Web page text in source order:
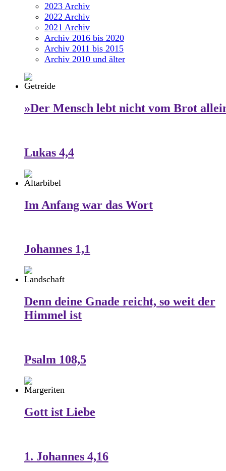
2023 Archiv
2022 Archiv
2021 Archiv
Archiv 2016 bis 2020
Archiv 2011 bis 2015
Archiv 2010 und älter
»Der Mensch lebt nicht vom Brot
Lukas 4,4
Im Anfang war das Wort
Johannes 1,1
Denn deine Gnade reicht, so weit der
Himmel ist
Psalm 108,5
Gott ist Liebe
1. Johannes 4,16